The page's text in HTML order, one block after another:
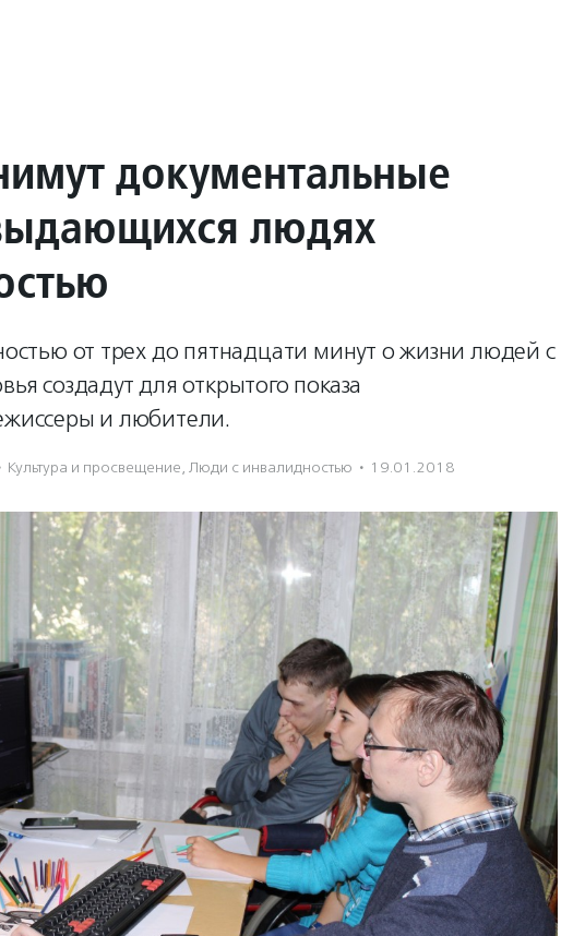
документальные
людях
от трех до пятнадцати минут о жизни людей с
создадут для открытого показа
и любители.
Культура и просвещение, Люди с инвалидностью · 19.01.2018